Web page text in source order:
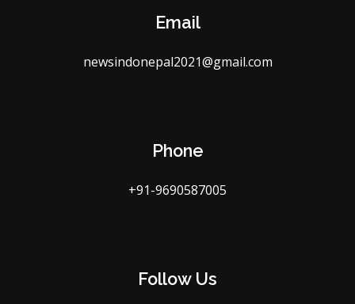
Email
newsindonepal2021@gmail.com
Phone
+91-9690587005
Follow Us